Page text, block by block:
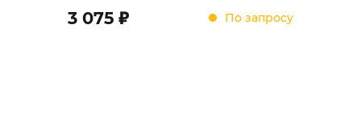
3 075 ; По запросу